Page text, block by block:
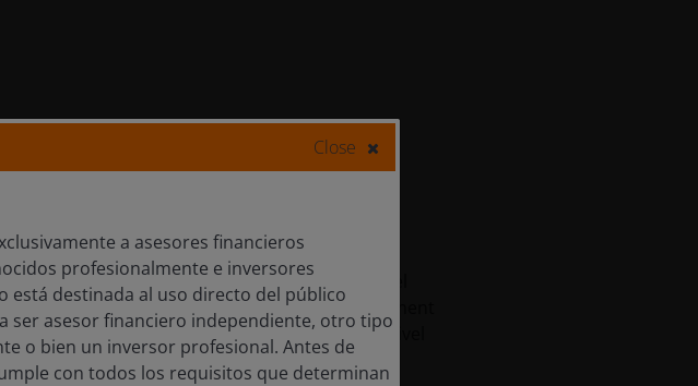
de Renta Fija del Año en los UK
ganó el premio "Gestor de renta fija del
bajo gestión)" en los Insurance Asset Management
ámbito de los seguros en el Reino Unido y a nivel
Close
a asesores financieros
profesionalmente e inversores
está destinada al uso directo del público
ser asesor financiero independiente, otro tipo
o bien un inversor profesional. Antes de
con todos los requisitos que determinan